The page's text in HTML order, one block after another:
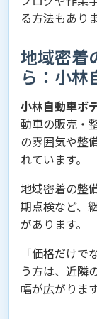
る方法もありま
地域密着
ら：小林
小林自動車ボ
動車の販売・
の雰囲気や整
れています。
地域密着の整
期点検など、
があります。
「価格だけ
う方は、近隣
幅が広がります